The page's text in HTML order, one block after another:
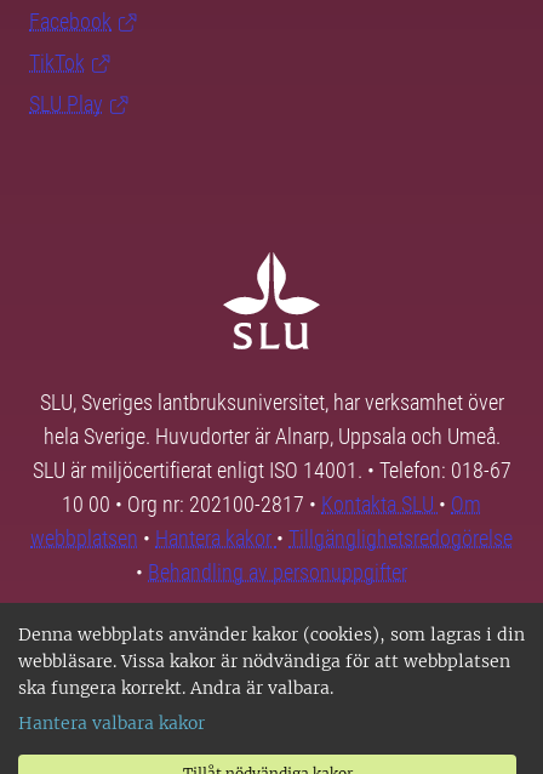
Denna webbplats använder kakor (cookies), som lagras i din
webbläsare. Vissa kakor är nödvändiga för att webbplatsen
ska fungera korrekt. Andra är valbara.
Hantera valbara kakor
Facebook
TikTok
SLU Play
SLU, Sveriges lantbruksuniversitet, har verksamhet över
hela Sverige. Huvudorter är Alnarp, Uppsala och Umeå.
SLU är miljöcertifierat enligt ISO 14001. • Telefon: 018-67
10 00 • Org nr: 202100-2817 • Kontakta SLU • Om
webbplatsen • Hantera kakor • Tillgänglighetsredogörelse
• Behandling av personuppgifter